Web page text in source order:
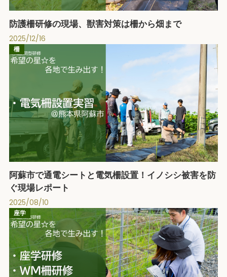
防護柵研修の現場、獣害対策は柵から畑まで
2025/12/16
柵
阿蘇市で通電シートと電気柵設置！イノシシ被害を防
ぐ現場レポート
2025/08/10
座学